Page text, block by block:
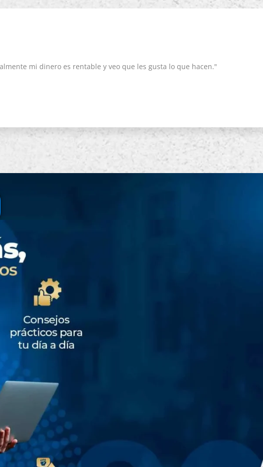
mi dinero es rentable y veo que les gusta lo que hacen."